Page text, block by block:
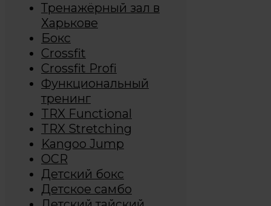
Тренажёрный зал в
Харькове
Бокс
Crossfit
Crossfit Profi
Функциональный
тренинг
TRX Functional
TRX Stretching
Kangoo Jump
OCR
Детский бокс
Детское самбо